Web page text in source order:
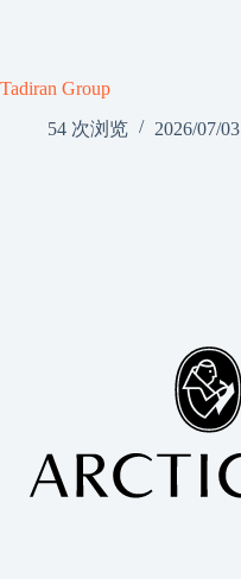
Tadiran Group
54 次浏览
2026/07/03